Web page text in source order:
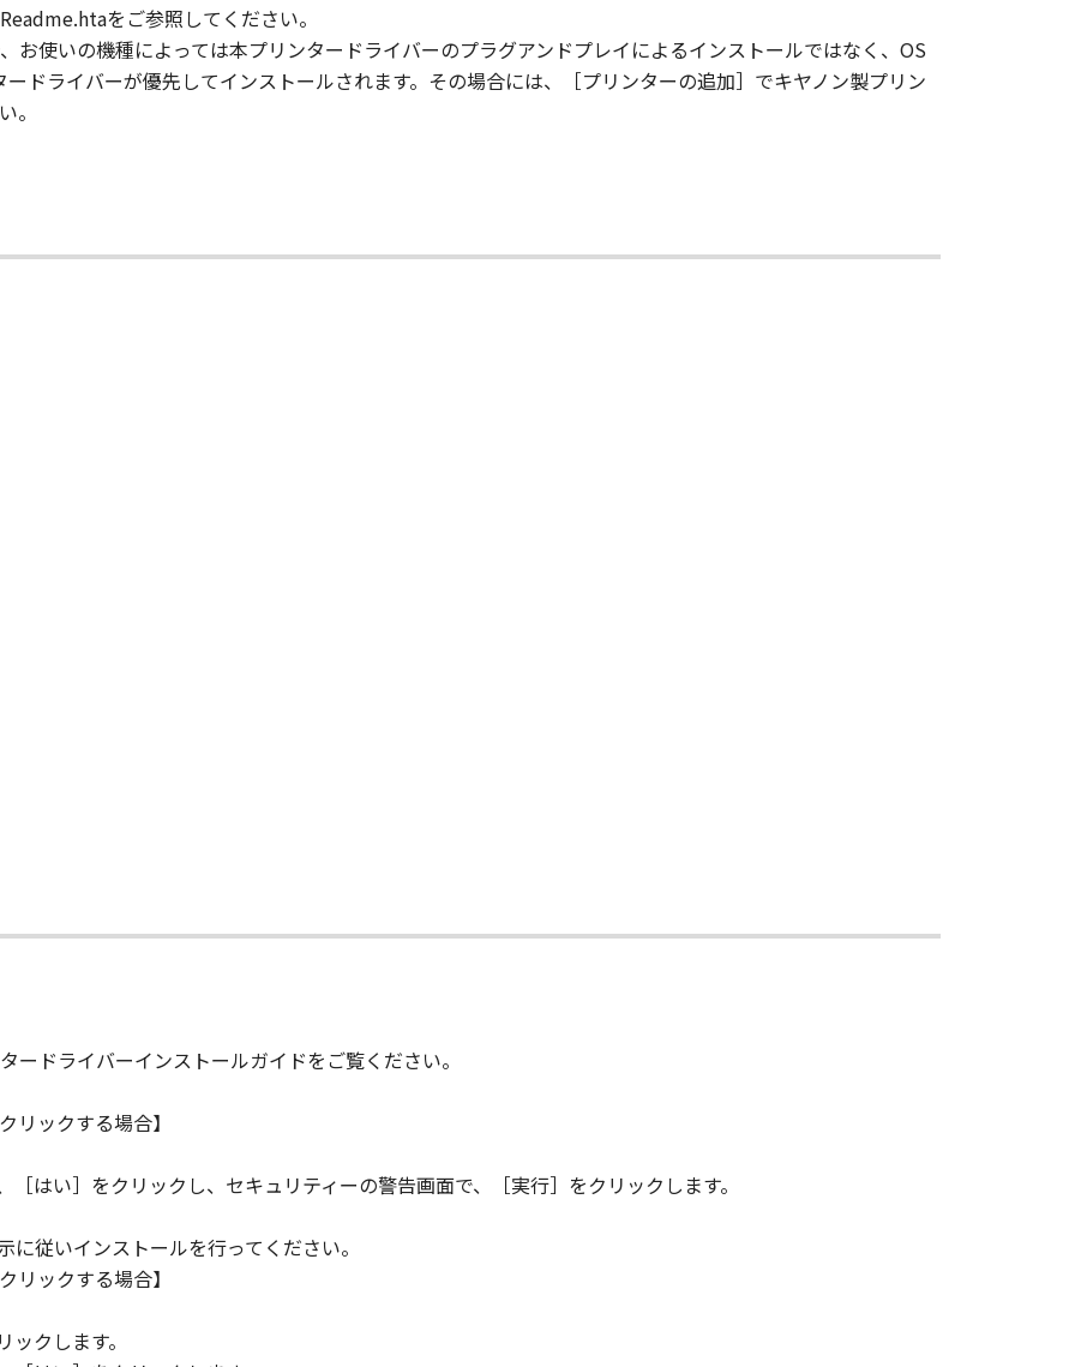
有権は、その内容によりキヤノンまたはキヤノンのライセンサーに帰属します。
国政府より必要な許可等を得ることなしに、「本ソフトウェア」の全部または一部を、直接また
、それらの販売代理店および販売店、並びにキヤノンのライセンサーは、お客様による「本ソフ
び「本ソフトウェア」に対してアップデート、バグの修正あるいはサポートを行うことについ
ま』の状態で使用許諾されます。キヤノン、キヤノンのライセンサー、キヤノンの子会社、キヤ
たは販売店のいずれも、「本ソフトウェア」に関して、商品性および特定の目的への適合性の保
黙示たるとを問わず一切しないものとします。
、キヤノンの子会社、キヤノンの関連会社、それらの販売代理店または販売店のいずれも、「本
から生ずるいかなる損害（逸失利益およびその他の派生的または付随的な損害を含むがこれらに限
ついて、適用法で認められる限り、一切の責任を負わないものとします。たとえ、キヤノン、キ
社、キヤノンの関連会社、それらの販売代理店または販売店がかかる損害の可能性について知ら
、キヤノンの子会社、キヤノンの関連会社、それらの販売代理店または販売店のいずれも、「本
ア」の使用に起因または関連してお客様と第三者との間に生じたいかなる紛争についても、一切
示す下記のボタンをクリックした時点、または「本ソフトウェア」をインストールした時点で発
るまで有効に存続します。
に違反した場合、本契約書は直ちに終了します。
が終了した場合、速やかに、「本ソフトウェア」およびその複製物のすべてを廃棄または消去す
RIGHTS NOTICE
政府の機関また団体を意味します。もしお客様が米国政府エンドユーザーである場合、以下の規定
"commercial item," as that term is defined at 48 C.F.R. 2.101 (Oct 1995), consisting of
"commercial computer software documentation," as such terms are used in 48 C.F.R. 12.212
12.212 and 48 C.F.R. 227.7202-1 through 227.7202-4 (June 1995), all U.S. Government End
only those rights set forth herein. The manufacturer is Canon Inc./30-2, Shimomaruko 3-
とは、本契約書中で定義される「本ソフトウェア」を意味し、指し示すものとします。
部が法律により無効であると決定された場合でも、その他の条項は完全に有効に存続するものと
をご参照してください。
お使いの機種によっては本プリンタードライバーのプラグアンドプレイによるインストールではなく、OS
ドライバーが優先してインストールされます。その場合には、［プリンターの追加］でキヤノン製プリン
。
ドライバーインストールガイドをご覧ください。
リックする場合】
はい］をクリックし、セキュリティーの警告画面で、［実行］をクリックします。
従いインストールを行ってください。
リックする場合】
クします。